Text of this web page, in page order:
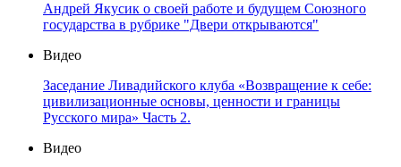
Андрей Якусик о своей работе и будущем Союзного
государства в рубрике "Двери открываются"
Видео
Заседание Ливадийского клуба «Возвращение к себе:
цивилизационные основы, ценности и границы
Русского мира» Часть 2.
Видео